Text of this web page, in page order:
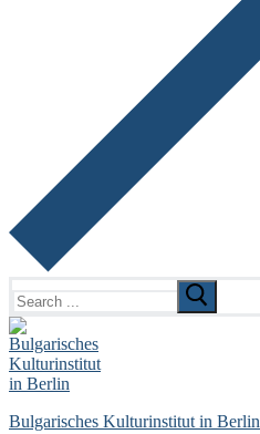
for:
Bulgarisches Kulturinstitut in Berlin